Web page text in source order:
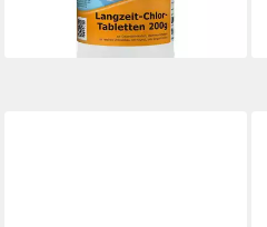
(19,69 €/ 1 kg)
lieferbar - in 2-3 Werktagen bei dir